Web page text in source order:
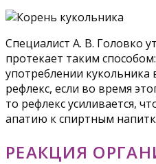
Специалист А. В. Головко
протекает таким
употреблении
рефлекс, если во время
то рефлекс усиливается,
апатию к спиртным
РЕАКЦИЯ